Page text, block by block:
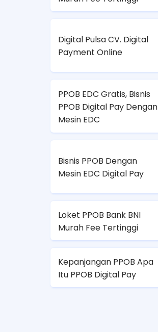
Digital Pulsa CV. Digital
Payment Online
PPOB EDC Gratis, Bisnis
PPOB Digital Pay Dengan
Mesin EDC
Bisnis PPOB Dengan
Mesin EDC Digital Pay
Loket PPOB Bank BNI
Murah Fee Tertinggi
Kepanjangan PPOB Apa
Itu PPOB Digital Pay